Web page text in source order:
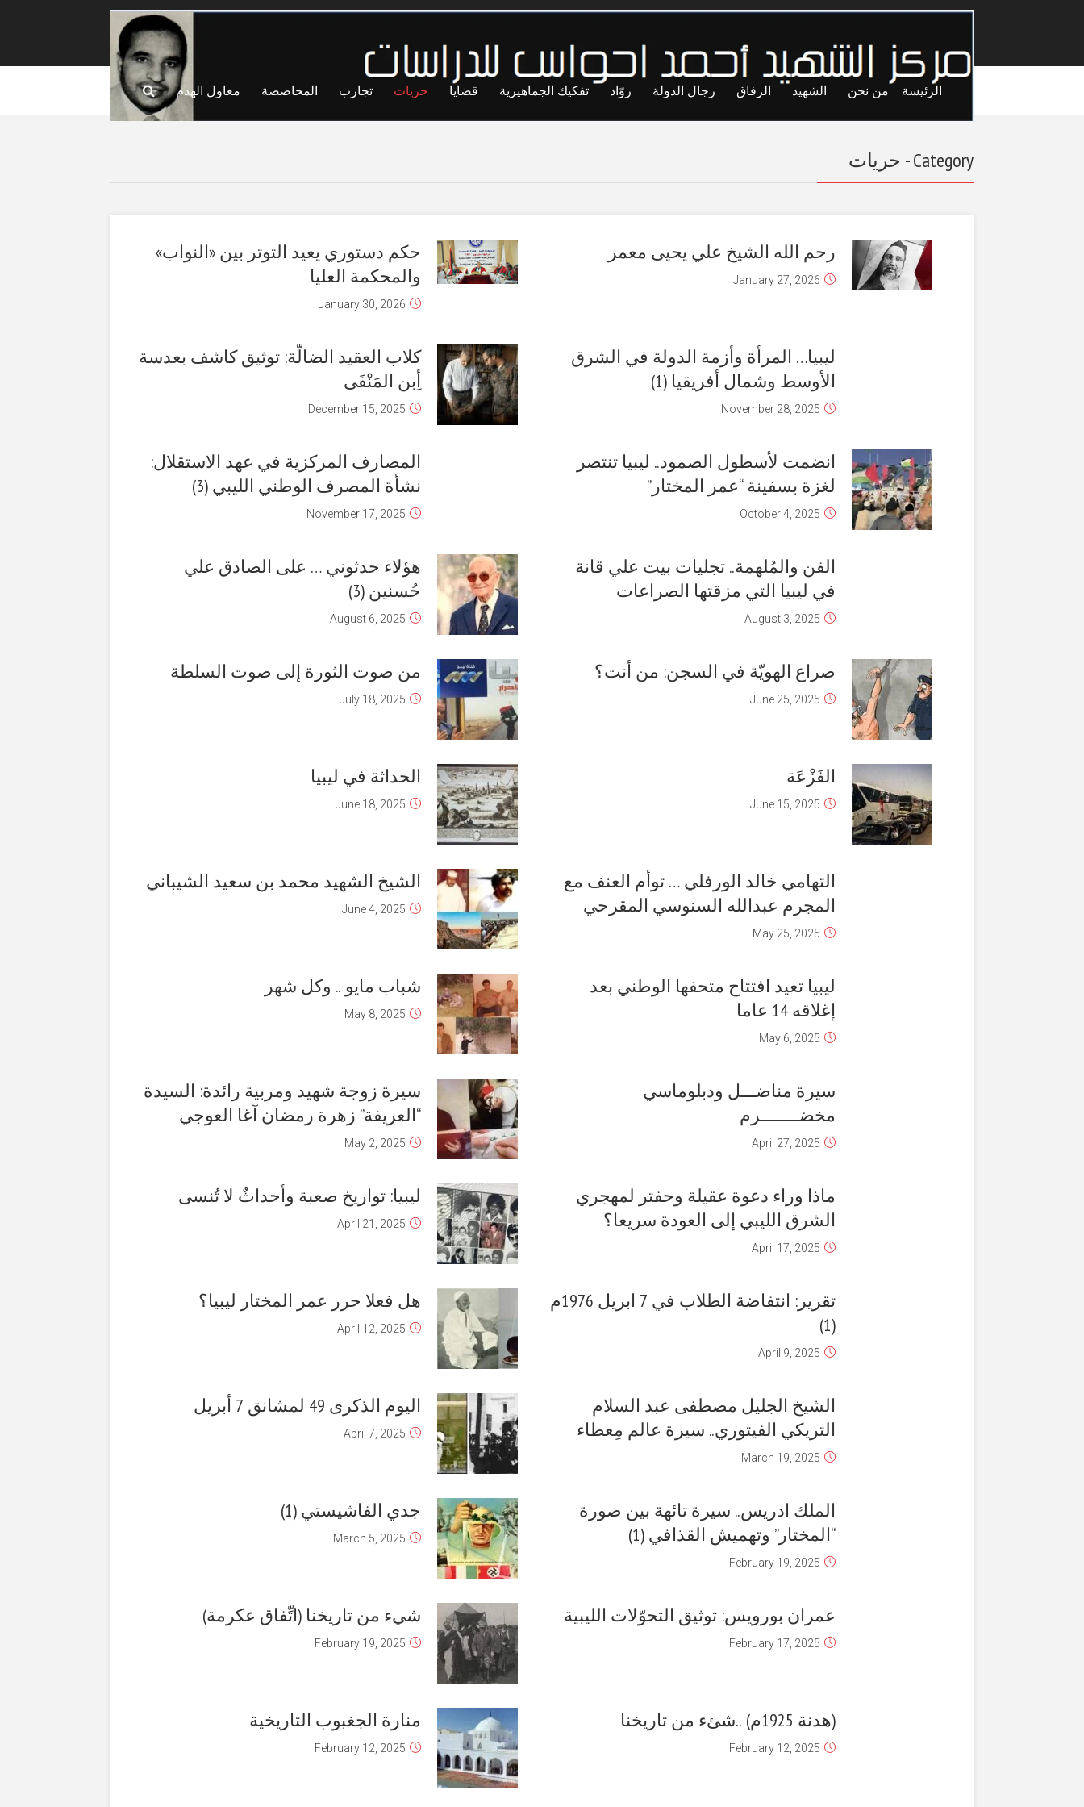
الرئيسة من نحن الشهيد الرفاق رجال الدولة روّاد تفكيك الجماهيرية قضايا حريات تجارب المحاصصة معاول الهدم
Category - حريات
حكم دستوري يعيد التوتر بين «النواب»
والمحكمة العليا
January 30, 2026
رحم الله الشيخ علي يحيى معمر
January 27, 2026
كلاب العقيد الضالّة: توثيق كاشف بعدسة
أِبن المَنْفَى
December 15, 2025
ليبيا… المرأة وأزمة الدولة في الشرق
الأوسط وشمال أفريقيا (1)
November 28, 2025
المصارف المركزية في عهد الاستقلال:
نشأة المصرف الوطني الليبي (3)
November 17, 2025
انضمت لأسطول الصمود.. ليبيا تنتصر
لغزة بسفينة “عمر المختار”
October 4, 2025
هؤلاء حدثوني … على الصادق علي
حُسنين (3)
August 6, 2025
الفن والمُلهمة.. تجليات بيت علي قانة
في ليبيا التي مزقتها الصراعات
August 3, 2025
من صوت الثورة إلى صوت السلطة
July 18, 2025
صراع الهويّة في السجن: من أنت؟
June 25, 2025
الحداثة في ليبيا
June 18, 2025
الفَزْعَة
June 15, 2025
الشيخ الشهيد محمد بن سعيد الشيباني
June 4, 2025
التهامي خالد الورفلي … توأم العنف مع
المجرم عبدالله السنوسي المقرحي
May 25, 2025
شباب مايو .. وكل شهر
May 8, 2025
ليبيا تعيد افتتاح متحفها الوطني بعد
إغلاقه 14 عاما
May 6, 2025
سيرة زوجة شهيد ومربية رائدة: السيدة
“العريفة” زهرة رمضان آغا العوجي
May 2, 2025
سيرة مناضـــل ودبلوماسي
مخضــــــــرم
April 27, 2025
ليبيا: تواريخ صعبة وأحداثٌ لا تُنسى
April 21, 2025
ماذا وراء دعوة عقيلة وحفتر لمهجري
الشرق الليبي إلى العودة سريعا؟
April 17, 2025
هل فعلا حرر عمر المختار ليبيا؟
April 12, 2025
تقرير: انتفاضة الطلاب في 7 ابريل 1976م
(1)
April 9, 2025
اليوم الذكرى 49 لمشانق 7 أبريل
April 7, 2025
الشيخ الجليل مصطفى عبد السلام
التريكي الفيتوري.. سيرة عالم مِعطاء
March 19, 2025
جدي الفاشيستي (1)
March 5, 2025
الملك ادريس.. سيرة تائهة بين صورة
“المختار” وتهميش القذافي (1)
February 19, 2025
شيء من تاريخنا (اتِّفاق عكرمة)
February 19, 2025
عمران بورويس: توثيق التحوّلات الليبية
February 17, 2025
منارة الجغبوب التاريخية
February 12, 2025
(هدنة 1925م) ..شئء من تاريخنا
February 12, 2025